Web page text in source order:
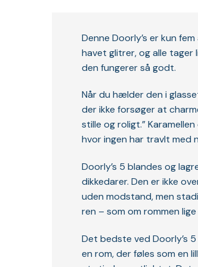
Denne Doorly’s er kun
havet glitrer, og alle tager
den fungerer så godt.
Når du hælder den i
der ikke forsøger at
stille og roligt.”
hvor ingen har travlt med
Doorly’s 5 blandes og
dikkedarer. Den er ikke
uden modstand, men
ren – som om rommen
Det bedste ved Doorly’s
en rom, der føles som en